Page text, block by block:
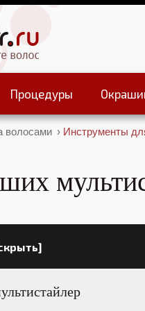
Процедуры
волосами › Инструменты